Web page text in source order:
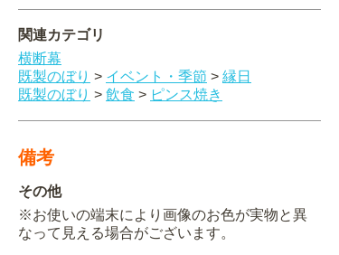
関連アイテムを見る
ORIGINAL ORDER
オリジナルオーダーについて
関連カテゴリ
横断幕
既製のぼり > イベント・季節 > 縁日
既製のぼり > 飲食 > ピンス焼き
備考
その他
※お使いの端末により画像のお色が実物と異
なって見える場合がございます。